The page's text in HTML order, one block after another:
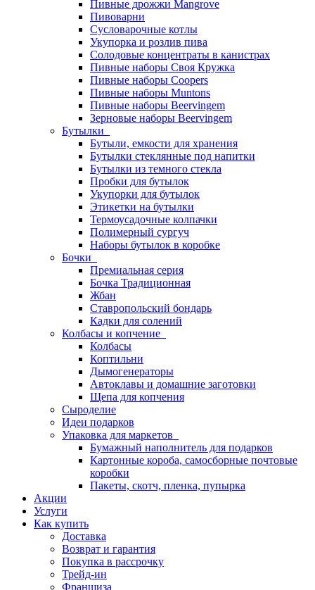
Пивные дрожжи Mangrove
Пивоварни
Сусловарочные котлы
Укупорка и розлив пива
Солодовые концентраты в канистрах
Пивные наборы Своя Кружка
Пивные наборы Coopers
Пивные наборы Muntons
Пивные наборы Beervingem
Зерновые наборы Beervingem
Бутылки
Бутыли, емкости для хранения
Бутылки стеклянные под напитки
Бутылки из темного стекла
Пробки для бутылок
Укупорки для бутылок
Этикетки на бутылки
Термоусадочные колпачки
Полимерный сургуч
Наборы бутылок в коробке
Бочки
Премиальная серия
Бочка Традиционная
Жбан
Ставропольский бондарь
Кадки для солений
Колбасы и копчение
Колбасы
Коптильни
Дымогенераторы
Автоклавы и домашние заготовки
Щепа для копчения
Сыроделие
Идеи подарков
Упаковка для маркетов
Бумажный наполнитель для подарков
Картонные короба, самосборные почтовые
коробки
Пакеты, скотч, пленка, пупырка
Акции
Услуги
Как купить
Доставка
Возврат и гарантия
Покупка в рассрочку
Трейд-ин
Франшиза